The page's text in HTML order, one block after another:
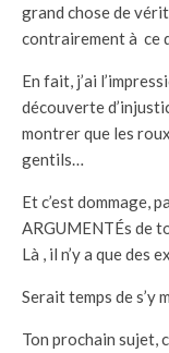
grand chose de
contrairement à ce
En fait, j’ai
découverte
montrer que les
gentils…
Et c’est dommage,
ARGUMENTÉs de
Là , il n’y a que des
Serait temps de s’y
Ton prochain sujet,